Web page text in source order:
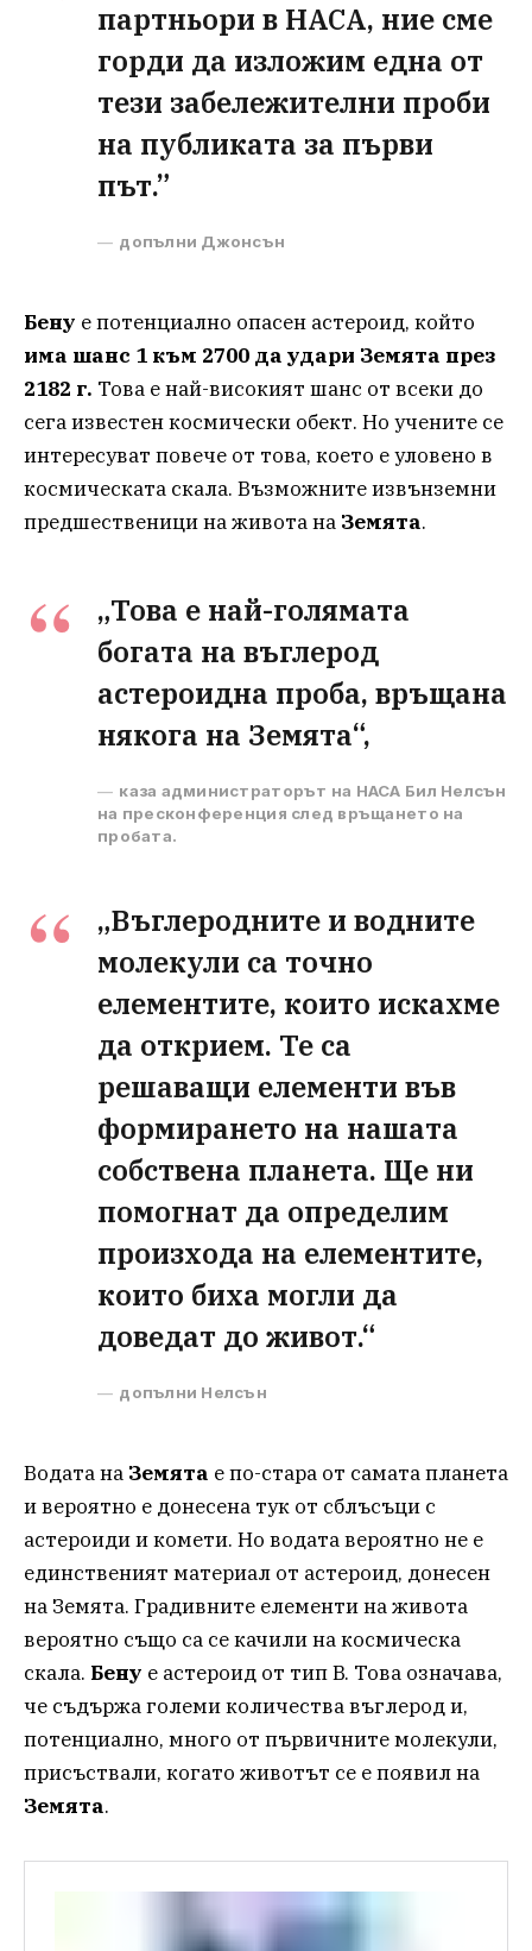
партньори в НАСА, ние сме
горди да изложим една от
тези забележителни проби
на публиката за първи
път.”
допълни Джонсън
Бену е потенциално опасен астероид, който
има шанс 1 към 2700 да удари Земята през
2182 г. Това е най-високият шанс от всеки до
сега известен космически обект. Но учените се
интересуват повече от това, което е уловено в
космическата скала. Възможните извънземни
предшественици на живота на Земята.
„Това е най-голямата
богата на въглерод
астероидна проба, връщана
някога на Земята“,
каза администраторът на НАСА Бил Нелсън
на пресконференция след връщането на
пробата.
„Въглеродните и водните
молекули са точно
елементите, които искахме
да открием. Те са
решаващи елементи във
формирането на нашата
собствена планета. Ще ни
помогнат да определим
произхода на елементите,
които биха могли да
доведат до живот.“
допълни Нелсън
Водата на Земята е по-стара от самата планета
и вероятно е донесена тук от сблъсъци с
астероиди и комети. Но водата вероятно не е
единственият материал от астероид, донесен
на Земята. Градивните елементи на живота
вероятно също са се качили на космическа
скала. Бену е астероид от тип B. Това означава,
че съдържа големи количества въглерод и,
потенциално, много от първичните молекули,
присъствали, когато животът се е появил на
Земята.